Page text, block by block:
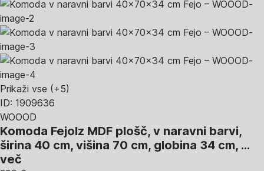
Prikaži vse (+5)
ID: 1909636
WOOOD
Komoda FejoIz MDF plošč, v naravni barvi,
širina 40 cm, višina 70 cm, globina 34 cm, …
več